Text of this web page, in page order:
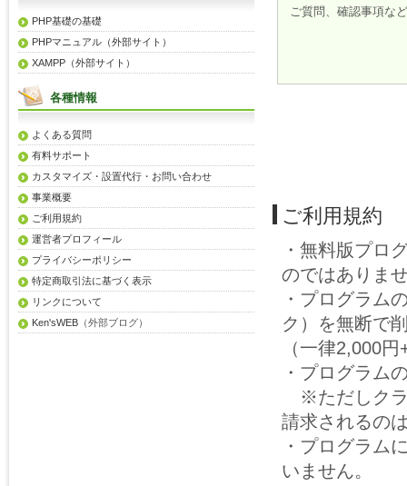
ご質問、確認事項など
ご利用規約
・無料版プロ
のではありま
・プログラム
ク）を無断で
（一律2,000
・プログラム
※ただしクラ
請求されるの
・プログラム
いません。
PHP基礎の基礎
PHPマニュアル（外部サイト）
XAMPP（外部サイト）
各種情報
よくある質問
有料サポート
カスタマイズ・設置代行・お問い合わせ
事業概要
ご利用規約
運営者プロフィール
プライバシーポリシー
特定商取引法に基づく表示
リンクについて
Ken'sWEB （外部ブログ）